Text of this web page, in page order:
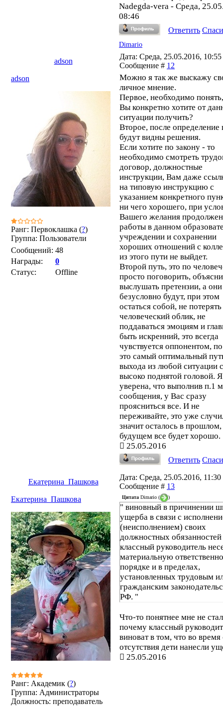
Nadegda-vera - Среда,
08:46
Ответить
Dimario
adson
Дата: Среда, 25.05.2016, 10:55
Сообщение # 12
adson
Ранг: Первоклашка (?)
Группа: Пользователи
Сообщений: 48
Награды:
0
Статус:
Offline
Можно я так же выскажу
личное мнение.
Первое, необходимо
Вы конкретно хотите от
ситуации получить?
Второе, после определение
будут видны решения.
Если хотите по закону - то
необходимо смотреть
договор, должностные
инструкции, Вам даже
на типовую инструкцию с
указанием конкретного
ни чего хорошего, при
Вашего желания
работы в данном
учреждении и сохранении
хороших отношений с
из этого пути не выйдет.
Второй путь, это по
просто поговорить,
выслушать претензии, а они
безусловно будут, при этом
остаться собой, не
человеческий облик, не
поддаваться эмоциям и
быть искренний, это всегда
чувствуется оппонентом,
это самый оптимальный
выхода из любой ситуации с
высоко поднятой головой. Я
уверена, что выполнив п.1
сообщения, у Вас сразу
проясниться все. И не
переживайте, это уже
значит осталось в прошлом,
будущем все будет хорошо.
25.05.2016
Ответить
Екатерина_Пашкова
Дата: Среда, 25.05.2016, 11:30
Сообщение # 13
Екатерина_Пашкова
Ранг: Академик (?)
Группа: Администраторы
Должность: преподаватель
Цитата Dimario ( )
" виновный в причинении
ущерба в связи с
(неисполнением) своих
должностных обязанностей
классный руководитель
материальную
порядке и в пределах,
установленных трудовым
гражданским
РФ. "
Что-то понятнее мне не
почему классный
виноват в том, что во время
отсутствия дети нанесли
25.05.2016